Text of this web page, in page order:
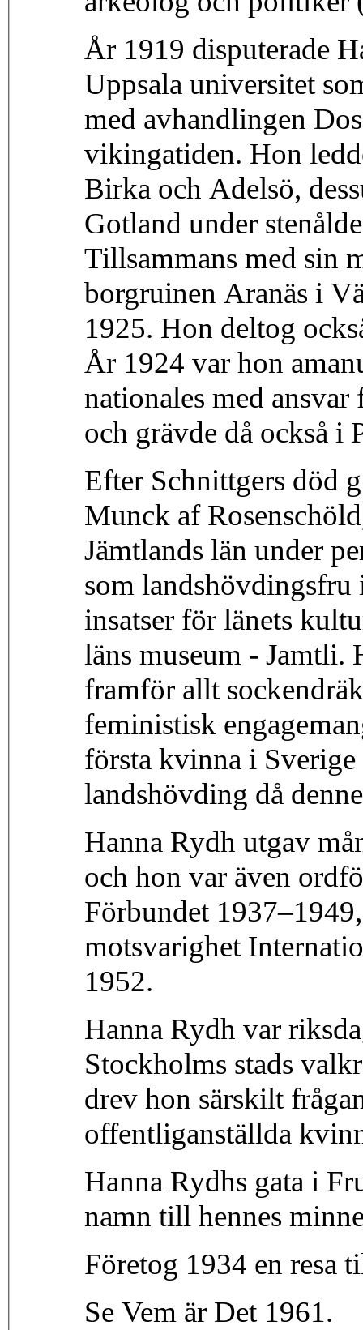
År 1919 disputerade
Uppsala universitet
med avhandlingen
vikingatiden. Hon
Birka och Adelsö,
Gotland under
Tillsammans med sin
borgruinen Aranäs i
1925. Hon deltog
År 1924 var hon
nationales med
och grävde då också i
Efter Schnittgers död
Munck af
Jämtlands län under
som landshövdingsfru
insatser för länets
läns museum - Jamtli.
framför allt
feministisk
första kvinna i
landshövding då
Hanna Rydh utgav
och hon var även
Förbundet
motsvarighet
1952.
Hanna Rydh var
Stockholms stads
drev hon särskilt
offentliganställda
Hanna Rydhs gata i
namn till hennes
Företog 1934 en resa
Se Vem är Det 1961.